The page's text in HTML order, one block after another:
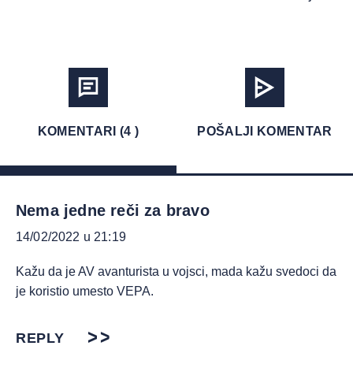
KOMENTARI (4 ) POŠALJI KOMENTAR
Nema jedne reči za bravo
14/02/2022 u 21:19
Kažu da je AV avanturista u vojsci, mada kažu svedoci da
je koristio umesto VEPA.
REPLY